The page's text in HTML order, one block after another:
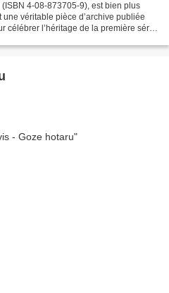
4-08-873705-9), est bien plus
une véritable pièce d’archive publiée
célébrer l’héritage de la première série